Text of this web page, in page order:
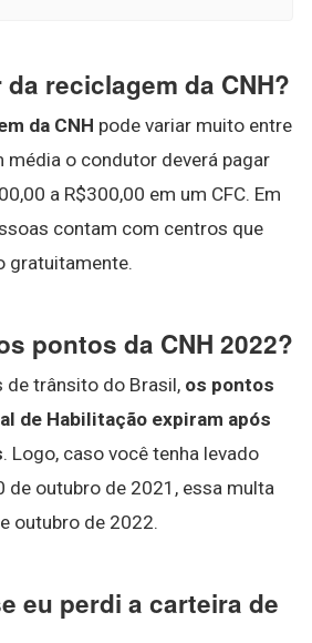
reciclagem da CNH?
da CNH pode variar muito entre
média o condutor deverá pagar
a R$300,00 em um CFC. Em
contam com centros que
gratuitamente.
pontos da CNH 2022?
de trânsito do Brasil, os pontos
de Habilitação expiram após
. Logo, caso você tenha levado
de outubro de 2021, essa multa
outubro de 2022.
eu perdi a carteira de